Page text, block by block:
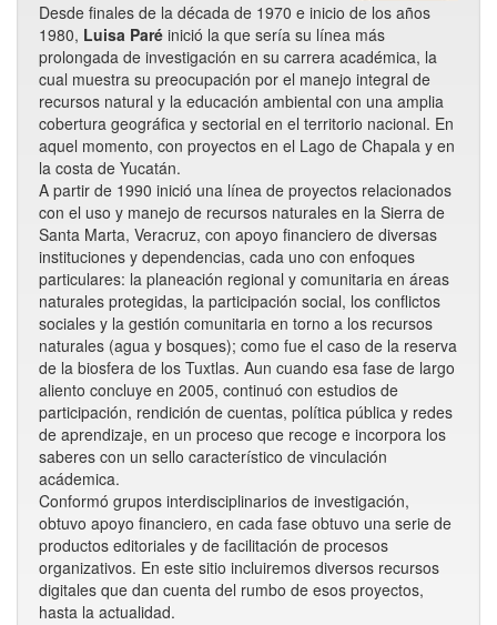
Desde finales de la década de 1970 e inicio de los años
1980, Luisa Paré inició la que sería su línea más
prolongada de investigación en su carrera académica, la
cual muestra su preocupación por el manejo integral de
recursos natural y la educación ambiental con una amplia
cobertura geográfica y sectorial en el territorio nacional. En
aquel momento, con proyectos en el Lago de Chapala y en
la costa de Yucatán.
A partir de 1990 inició una línea de proyectos relacionados
con el uso y manejo de recursos naturales en la Sierra de
Santa Marta, Veracruz, con apoyo financiero de diversas
instituciones y dependencias, cada uno con enfoques
particulares: la planeación regional y comunitaria en áreas
naturales protegidas, la participación social, los conflictos
sociales y la gestión comunitaria en torno a los recursos
naturales (agua y bosques); como fue el caso de la reserva
de la biosfera de los Tuxtlas. Aun cuando esa fase de largo
aliento concluye en 2005, continuó con estudios de
participación, rendición de cuentas, política pública y redes
de aprendizaje, en un proceso que recoge e incorpora los
saberes con un sello característico de vinculación
acádemica.
Conformó grupos interdisciplinarios de investigación,
obtuvo apoyo financiero, en cada fase obtuvo una serie de
productos editoriales y de facilitación de procesos
organizativos. En este sitio incluiremos diversos recursos
digitales que dan cuenta del rumbo de esos proyectos,
hasta la actualidad.